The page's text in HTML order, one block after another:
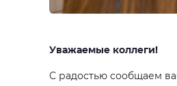
Уважаемые коллеги!
С радостью сообщаем